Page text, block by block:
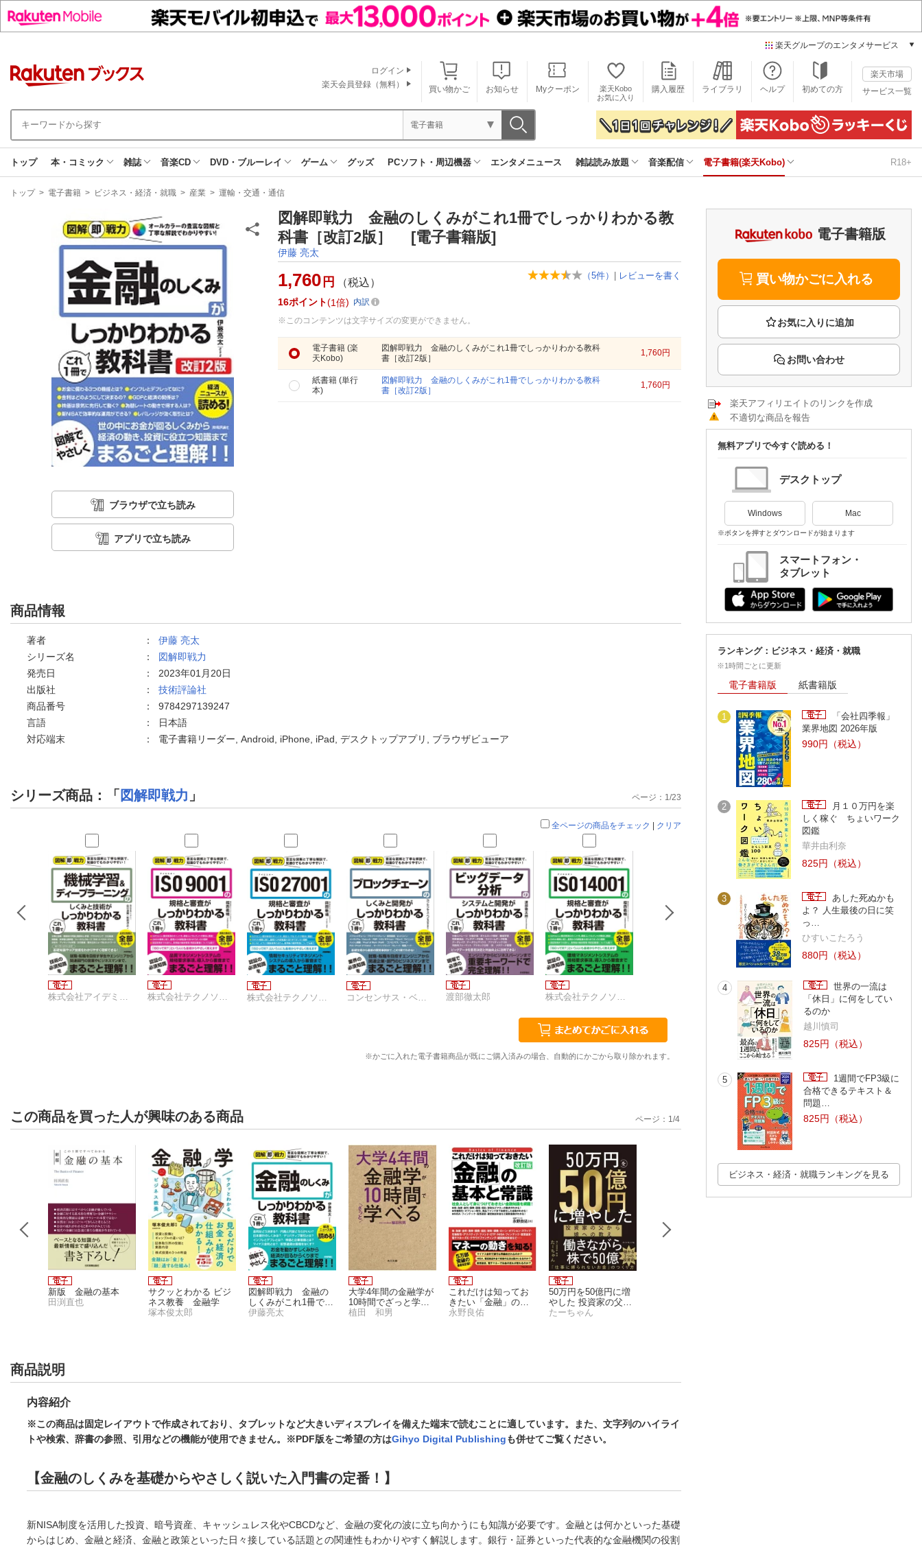
楽天グループのエンタメサービス
本/ゲーム/CD/DVD
楽天ブックス
電子書籍
楽天Kobo
雑誌読み放題
楽天ミュージック
楽天TV
動画配信ガイド
Rakuten PLAY
Rチャンネル
楽天チケット
エンタメニュース
推し楽
買い物かご お知らせ Myクーポン
楽天Kobo
お気に入り
購入履歴 ライブラリ ヘルプ 初めての方
楽天市場
サービス一覧
ログイン
楽天会員登録（無料）
電子書籍
トップ 本・コミック 雑誌 音楽CD DVD・ブルーレイ ゲーム グッズ PCソフト・周辺機器 エンタメニュース 雑誌読み放題 音楽配信 電子書籍(楽天Kobo) R18+
現
トップ > 電子書籍 > ビジネス・経済・就職 > 産業 > 運輸・交通・通信
ブラウザで立ち読み
アプリで立ち読み
図解即戦力 金融のしくみがこれ1冊でしっかりわかる教
科書［改訂2版］ [電子書籍版]
伊藤 亮太
（5件） | レビューを書く
1,760 円 （税込）
16ポイント 1倍
内訳
※このコンテンツは文字サイズの変更ができません。
電子書籍 (楽
天Kobo)
図解即戦力 金融のしくみがこれ1冊でしっかりわかる教科
書［改訂2版］
1,760円
紙書籍 (単行
本)
図解即戦力 金融のしくみがこれ1冊でしっかりわかる教科
書［改訂2版］
1,760円
商品情報
著者 ： 伊藤 亮太
シリーズ名
： 図解即戦力
発売日
： 2023年01月20日
出版社
： 技術評論社
商品番号
： 9784297139247
言語
：
日本語
対応端末
： 電子書籍リーダー, Android, iPhone, iPad, デスクトップアプリ, ブラウザビューア
シリーズ商品：「図解即戦力 」 ページ：1/23
全ページの商品をチェック | クリア
渡部徹太郎 IoT検定ユーザー教育推進ワーキンググループ
※かごに入れた電子書籍商品が既にご購入済みの場合、自動的にかごから取り除かれます。
この商品を買った人が興味のある商品
新版 金融の基本
田渕直也
サクッとわかる ビジ
ネス教養 金融学
塚本俊太郎
図解即戦力 金融の
しくみがこれ1冊でし
っかりわかる教科書
伊藤亮太
大学4年間の金融学が
10時間でざっと学べ
る
植田 和男
これだけは知ってお
きたい「金融」の基
本と常識【改訂版】
永野良佑
50万円を50億円に増
やした 投資家の父か
ら娘への教え
たーちゃん
ページ： 1 /4
商品説明
内容紹介
※この商品は固定レイアウトで作成されており、タブレットなど大きいディスプレイを備えた端末で読むことに適しています。また、文字列のハイライ
トや検索、辞書の参照、引用などの機能が使用できません。※PDF版をご希望の方はGihyo Digital Publishingも併せてご覧ください。
【金融のしくみを基礎からやさしく説いた入門書の定番！】
新NISA制度を活用した投資、暗号資産、キャッシュレス化やCBCDなど、金融の変化の波に立ち向かうにも知識が必要です。金融とは何かといった基礎
からはじめ、金融と経済、金融と政策といった日々接している話題との関連性もわかりやすく解説します。銀行・証券といった代表的な金融機関の役割
電子書籍版
買い物かごに入れる
お問い合わせ
楽天アフィリエイトのリンクを作成
不適切な商品を報告
無料アプリで今すぐ読める！
デスクトップ
Windows Mac
※ボタンを押すとダウンロードが始まります
スマートフォン・
タブレット
ランキング：ビジネス・経済・就職
※1時間ごとに更新
電子書籍版 紙書籍版
1
「会社四季報」
業界地図 2026年版
990円（税込）
2
月１０万円を楽
しく稼ぐ ちょいワーク
図鑑
華井由利奈
825円（税込）
3
あした死ぬかも
よ？ 人生最後の日に笑
っ…
ひすいこたろう
880円（税込）
4
世界の一流は
「休日」に何をしてい
るのか
越川慎司
825円（税込）
5
1週間でFP3級に
合格できるテキスト＆
問題…
825円（税込）
ビジネス・経済・就職ランキングを見る